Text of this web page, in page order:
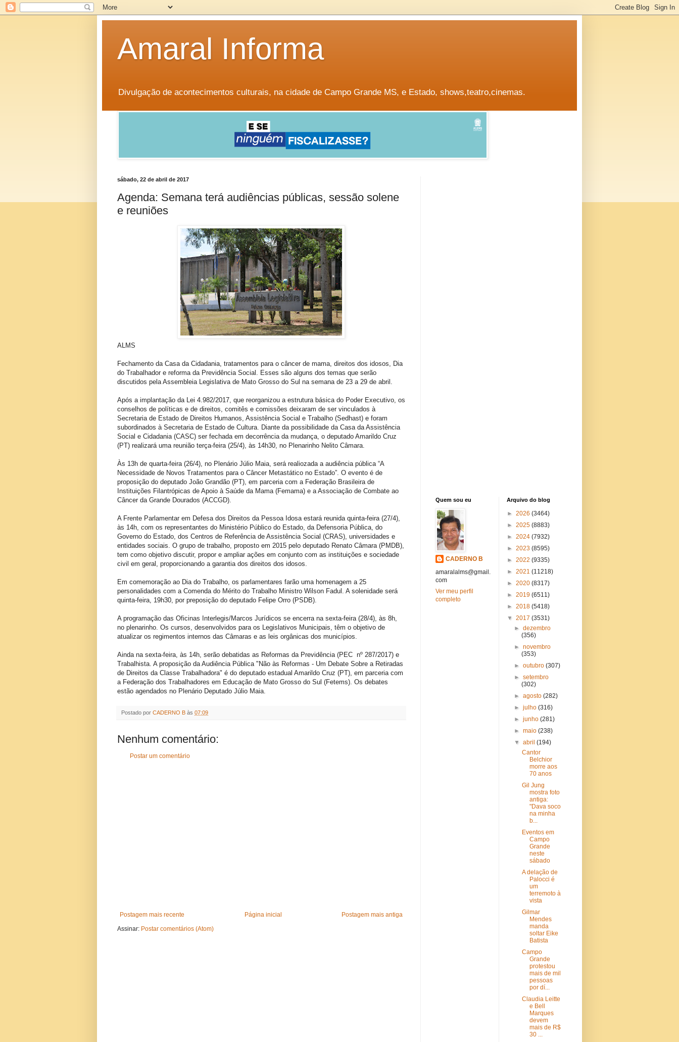
Amaral Informa
Divulgação de acontecimentos culturais, na cidade de Campo Grande MS, e Estado, shows,teatro,cinemas.
sábado, 22 de abril de 2017
Agenda: Semana terá audiências públicas, sessão solene
e reuniões
ALMS
Fechamento da Casa da Cidadania, tratamentos para o câncer de mama, direitos dos idosos, Dia
do Trabalhador e reforma da Previdência Social. Esses são alguns dos temas que serão
discutidos pela Assembleia Legislativa de Mato Grosso do Sul na semana de 23 a 29 de abril.
Após a implantação da Lei 4.982/2017, que reorganizou a estrutura básica do Poder Executivo, os
conselhos de políticas e de direitos, comitês e comissões deixaram de ser vinculados à
Secretaria de Estado de Direitos Humanos, Assistência Social e Trabalho (Sedhast) e foram
subordinados à Secretaria de Estado de Cultura. Diante da possibilidade da Casa da Assistência
Social e Cidadania (CASC) ser fechada em decorrência da mudança, o deputado Amarildo Cruz
(PT) realizará uma reunião terça-feira (25/4), às 14h30, no Plenarinho Nelito Câmara.
Às 13h de quarta-feira (26/4), no Plenário Júlio Maia, será realiozada a audiência pública “A
Necessidade de Novos Tratamentos para o Câncer Metastático no Estado”. O evento é de
proposição do deputado João Grandão (PT), em parceria com a Federação Brasileira de
Instituições Filantrópicas de Apoio à Saúde da Mama (Femama) e a Associação de Combate ao
Câncer da Grande Dourados (ACCGD).
A Frente Parlamentar em Defesa dos Direitos da Pessoa Idosa estará reunida quinta-feira (27/4),
às 14h, com os representantes do Ministério Público do Estado, da Defensoria Pública, do
Governo do Estado, dos Centros de Referência de Assistência Social (CRAS), universidades e
entidades sociais. O grupo de trabalho, proposto em 2015 pelo deputado Renato Câmara (PMDB),
tem como objetivo discutir, propor e ampliar ações em conjunto com as instituições e sociedade
civil em geral, proporcionando a garantia dos direitos dos idosos.
Em comemoração ao Dia do Trabalho, os parlamentares farão uma homenagem a 25
personalidades com a Comenda do Mérito do Trabalho Ministro Wilson Fadul. A solenidade será
quinta-feira, 19h30, por preposição do deputado Felipe Orro (PSDB).
A programação das Oficinas Interlegis/Marcos Jurídicos se encerra na sexta-feira (28/4), às 8h,
no plenarinho. Os cursos, desenvolvidos para os Legislativos Municipais, têm o objetivo de
atualizar os regimentos internos das Câmaras e as leis orgânicas dos municípios.
Ainda na sexta-feira, às 14h, serão debatidas as Reformas da Previdência (PEC nº 287/2017) e
Trabalhista. A proposição da Audiência Pública "Não às Reformas - Um Debate Sobre a Retiradas
de Direitos da Classe Trabalhadora" é do deputado estadual Amarildo Cruz (PT), em parceria com
a Federação dos Trabalhadores em Educação de Mato Grosso do Sul (Fetems). Os debates
estão agendados no Plenário Deputado Júlio Maia.
Postado por CADERNO B às 07:09
Nenhum comentário:
Postar um comentário
Postagem mais recente Postagem mais antiga
Página inicial
Assinar: Postar comentários (Atom)
Quem sou eu
CADERNO B
amaralalms@gmail.
com
Ver meu perfil
completo
Arquivo do blog
► 2026 (3464)
► 2025 (8883)
► 2024 (7932)
► 2023 (8595)
► 2022 (9335)
► 2021 (11218)
► 2020 (8317)
► 2019 (6511)
► 2018 (5418)
▼ 2017 (3531)
►dezembro
(356)
►novembro
(353)
►outubro(307)
►setembro
(302)
►agosto(282)
►julho(316)
►junho(281)
►maio(238)
▼abril(194)
Cantor
Belchior
morre aos
70 anos
Gil Jung
mostra foto
antiga:
"Dava soco
na minha
b...
Eventos em
Campo
Grande
neste
sábado
A delação de
Palocci é
um
terremoto à
vista
Gilmar
Mendes
manda
soltar Eike
Batista
Campo
Grande
protestou
mais de mil
pessoas
por dí...
Claudia Leitte
e Bell
Marques
devem
mais de R$
30 ...